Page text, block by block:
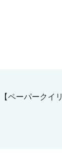
【ペーパークイ